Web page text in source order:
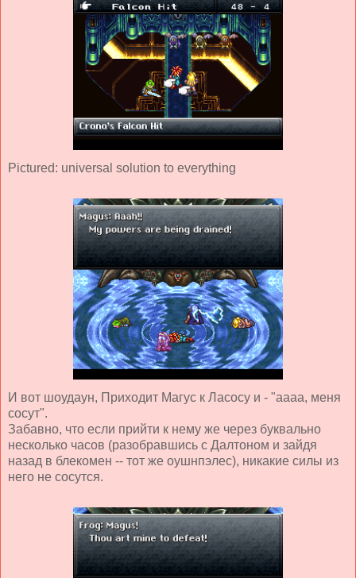
Pictured: universal solution to everything
И вот шоудаун, Приходит Магус к Ласосу и - "аааа, меня
сосут".
Забавно, что если прийти к нему же через буквально
несколько часов (разобравшись с Далтоном и зайдя
назад в блекомен -- тот же оушнпэлес), никакие силы из
него не сосутся.